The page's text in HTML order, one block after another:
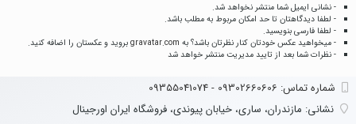
- نشانی ایمیل شما منتشر نخواهد شد.
- لطفا دیدگاهتان تا حد امکان مربوط به مطلب باشد.
- لطفا فارسی بنویسید.
- میخواهید عکس خودتان کنار نظرتان باشد؟ به gravatar.com بروید و عکستان را اضافه کنید.
- نظرات شما بعد از تایید مدیریت منتشر خواهد شد
شماره تماس‌: 09302660606 - 09355041074
نشانی: مازندران، ساری، خیابان پیوندی، فروشگاه ایران اورجینال